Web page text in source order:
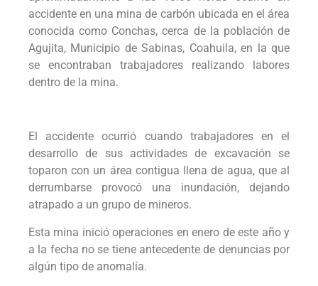
accidente en una mina de carbón ubicada en el área
conocida como Conchas, cerca de la población de
Agujita, Municipio de Sabinas, Coahuila, en la que
se encontraban trabajadores realizando labores
dentro de la mina.
El accidente ocurrió cuando trabajadores en el
desarrollo de sus actividades de excavación se
toparon con un área contigua llena de agua, que al
derrumbarse provocó una inundación, dejando
atrapado a un grupo de mineros.
Esta mina inició operaciones en enero de este año y
a la fecha no se tiene antecedente de denuncias por
algún tipo de anomalía.